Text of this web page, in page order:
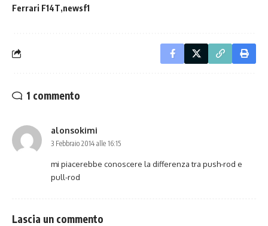
Ferrari F14T newsf1
1 commento
alonsokimi
3 Febbraio 2014 alle 16:15
mi piacerebbe conoscere la differenza tra push-rod e
pull-rod
Lascia un commento